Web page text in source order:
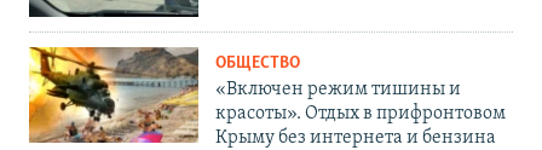
ОБЩЕСТВО
«Включен режим тишины и
красоты». Отдых в прифронтовом
Крыму без интернета и бензина